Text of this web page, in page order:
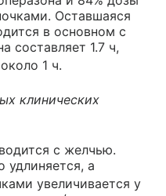
Оставшаяся
в основном с
составляет 1.7 ч,
1 ч.
клинических
с желчью.
удлиняется, а
увеличивается у